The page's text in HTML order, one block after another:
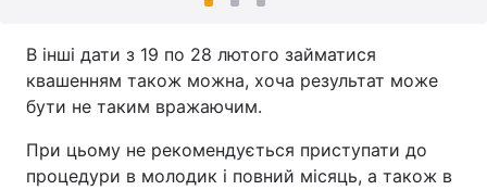
В інші дати з 19 по 28 лютого займатися
квашенням також можна, хоча результат може
бути не таким вражаючим.
При цьому не рекомендується приступати до
процедури в молодик і повний місяць, а також в